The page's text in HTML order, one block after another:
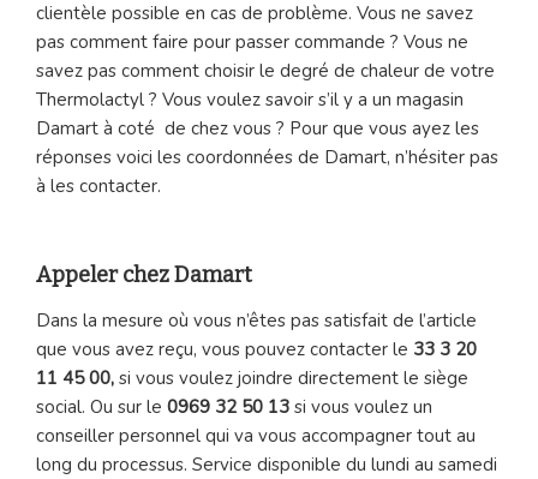
clientèle possible en cas de problème. Vous ne savez
pas comment faire pour passer commande ? Vous ne
savez pas comment choisir le degré de chaleur de votre
Thermolactyl ? Vous voulez savoir s’il y a un magasin
Damart à coté de chez vous ? Pour que vous ayez les
réponses voici les coordonnées de Damart, n’hésiter pas
à les contacter.
Appeler chez Damart
Dans la mesure où vous n’êtes pas satisfait de l’article
que vous avez reçu, vous pouvez contacter le 33 3 20
11 45 00, si vous voulez joindre directement le siège
social. Ou sur le 0969 32 50 13 si vous voulez un
conseiller personnel qui va vous accompagner tout au
long du processus. Service disponible du lundi au samedi